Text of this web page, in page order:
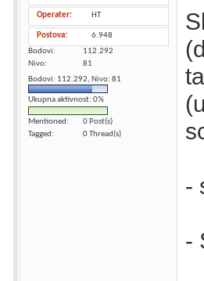
Operater HT
Postova
6.948
Bodovi
112.292
Nivo
81
Bodovi: 112.292, Nivo: 81
Ukupna aktivnost: 0%
Mentioned
0 Post(s)
Tagged
0 Thread(s)
-
-